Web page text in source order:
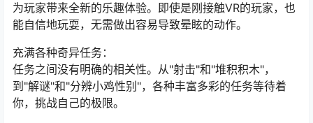
为玩家带来全新的乐趣体验。即使是刚接触VR的玩家，也
能自信地玩耍，无需做出容易导致晕眩的动作。
充满各种奇异任务：
任务之间没有明确的相关性。从"射击"和"堆积积木"，
到"解谜"和"分辨小鸡性别"，各种丰富多彩的任务等待着
你，挑战自己的极限。